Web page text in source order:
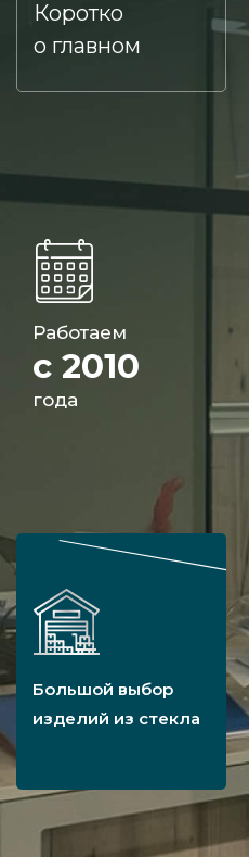
Коротко
о главном
Работаем
с 2010
года
Большой выбор
изделий из стекла